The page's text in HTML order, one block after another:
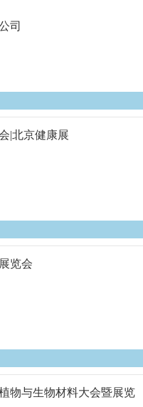
司
|北京健康展
览会
物与生物材料大会暨展览